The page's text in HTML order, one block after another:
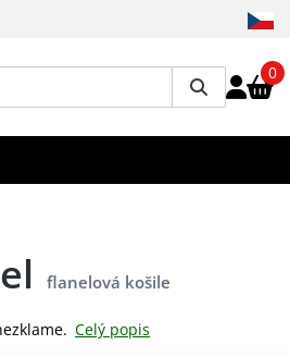
0
flanelová košile
Celý popis